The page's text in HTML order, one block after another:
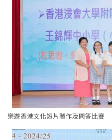
樂遊香港文化短片製作及問答比賽